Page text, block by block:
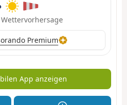
Premium
App anzeigen